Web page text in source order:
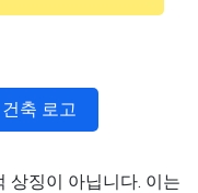
건축 로고
상징이 아닙니다. 이는